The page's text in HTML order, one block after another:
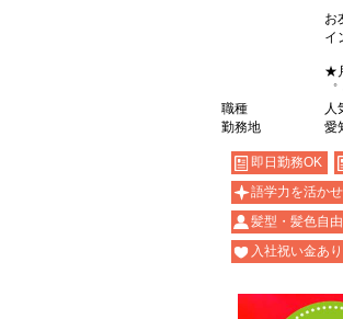
お
イ
★
職種
人
勤務地
愛
即日勤務OK
語学力を活か
髪型・髪色自由
入社祝い金あり